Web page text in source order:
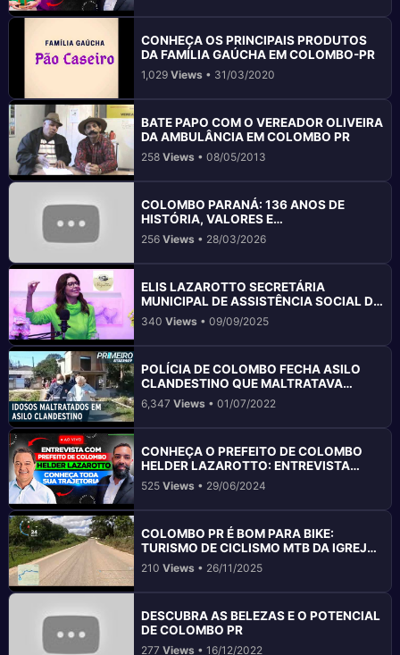
CONHEÇA OS PRINCIPAIS PRODUTOS
DA FAMÍLIA GAÚCHA EM COLOMBO-PR
1,029Views • 31/03/2020
BATE PAPO COM O VEREADOR OLIVEIRA
DA AMBULÂNCIA EM COLOMBO PR
258Views • 08/05/2013
COLOMBO PARANÁ: 136 ANOS DE
HISTÓRIA, VALORES E
DESENVOLVIMENTO
256Views • 28/03/2026
ELIS LAZAROTTO SECRETÁRIA
MUNICIPAL DE ASSISTÊNCIA SOCIAL DE
COLOMBO PR
340Views • 09/09/2025
POLÍCIA DE COLOMBO FECHA ASILO
CLANDESTINO QUE MALTRATAVA
IDOSOS
6,347Views • 01/07/2022
CONHEÇA O PREFEITO DE COLOMBO
HELDER LAZAROTTO: ENTREVISTA
COMPLETA E INFORMATIVA
525Views • 29/06/2024
COLOMBO PR É BOM PARA BIKE:
TURISMO DE CICLISMO MTB DA IGREJA
ATÉ GRUTA BACAETAVA
210Views • 26/11/2025
DESCUBRA AS BELEZAS E O POTENCIAL
DE COLOMBO PR
277Views • 16/12/2022